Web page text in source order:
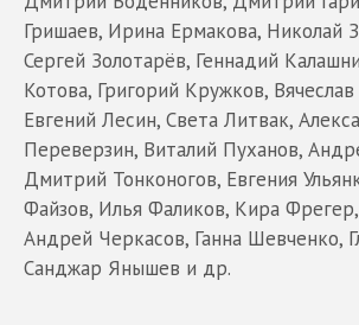
Гришаев, Ирина Ермакова, Николай
Сергей Золотарёв, Геннадий
Котова, Григорий Кружков,
Евгений Лесин, Света Литвак,
Переверзин, Виталий Пуханов,
Дмитрий Тонконогов, Евгения
Файзов, Илья Фаликов, Кира
Андрей Черкасов, Ганна Шевченко,
Санджар Янышев и др.